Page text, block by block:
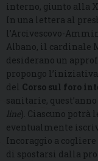
interno, giunto alla
In una lettera al
l’Arcivescovo-
Albano, il cardinale
desiderano un
propongo
del Corso sul foro
sanitarie,
line). Ciascuno potrà
eventualmente
Incoraggio a
di spostarsi dalla